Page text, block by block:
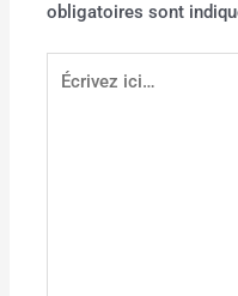
obligatoires sont
Écrivez
ici…